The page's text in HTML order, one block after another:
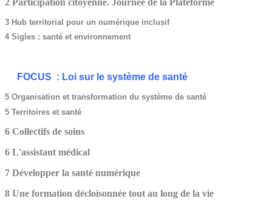
3 Hub territorial pour un numérique inclusif
4 Sigles : santé et environnement
FOCUS : Loi sur le système de santé
5 Organisation et transformation du système de santé
5 Territoires et santé
6 Collectifs de soins
6 L'assistant médical
7 Développer la santé numérique
8 Une formation décloisonnée tout au long de la vie